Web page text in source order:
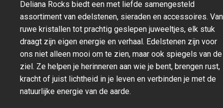
Deliana Rocks biedt een met liefde samengesteld
assortiment van edelstenen, sieraden en accessoires. Van
ruwe kristallen tot prachtig geslepen juweeltjes, elk stuk
draagt zijn eigen energie en verhaal. Edelstenen zijn voor
ons niet alleen mooi om te zien, maar ook spiegels van de
ziel. Ze helpen je herinneren aan wie je bent, brengen rust,
kracht of juist lichtheid in je leven en verbinden je met de
natuurlijke energie van de aarde.